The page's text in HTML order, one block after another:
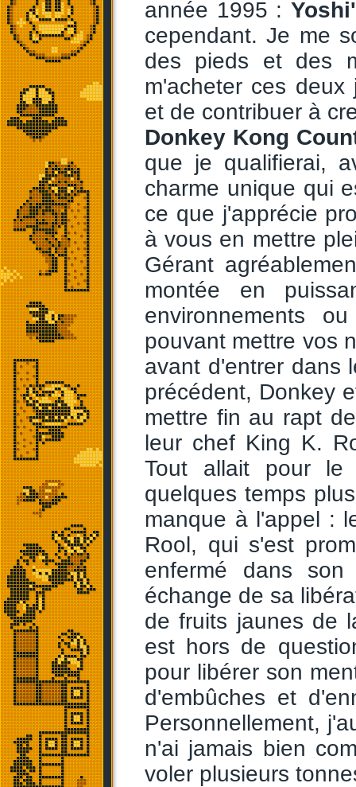
année 1995 :
cependant. Je me
des pieds et des
m'acheter ces
et de contribuer à
Donkey Kong
que je qualifierai,
charme unique qui
ce que j'apprécie
à vous en mettre
Gérant
montée en
environnements
pouvant mettre vos
avant d'entrer dans
précédent, Donkey
mettre fin au rapt
leur chef King K.
Tout allait pour le
quelques temps
manque à l'appel :
Rool, qui s'est
enfermé dans
échange de sa
de fruits jaunes de
est hors de
pour libérer son
d'embûches et
Personnellement,
n'ai jamais bien
voler plusieurs